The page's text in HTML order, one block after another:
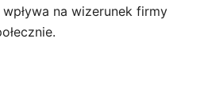
na wizerunek firmy